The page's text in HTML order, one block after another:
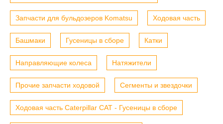
Запчасти для бульдозеров Komatsu Ходовая часть
Башмаки Гусеницы в сборе Катки
Направляющие колеса Натяжители
Прочие запчасти ходовой Сегменты и звездочки
Ходовая часть Caterpillar CAT - Гусеницы в сборе